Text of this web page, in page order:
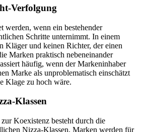
Verfolgung
werden, wenn ein bestehender
Schritte unternimmt. In einem
Kläger und keinen Richter, der einen
Marken praktisch nebeneinander
häufig, wenn der Markeninhaber
Marke als unproblematisch einschätzt
Klage zu hoch wäre.
Klassen
Koexistenz besteht durch die
Nizza-Klassen. Marken werden für